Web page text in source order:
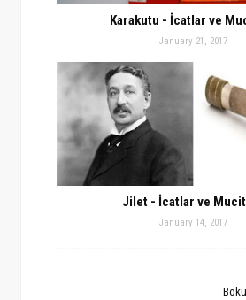
Karakutu - İcatlar ve
January 21, 2017
Jilet - İcatlar ve
January 14, 2017